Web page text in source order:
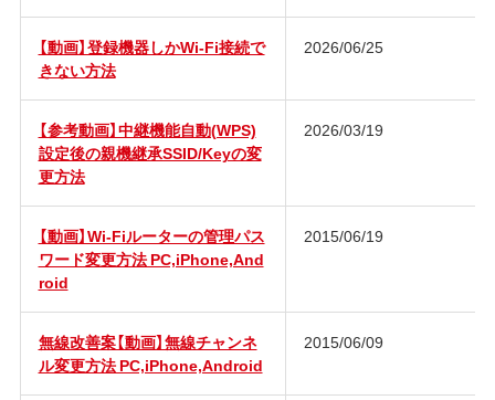
【動画】登録機器しかWi-Fi接続で
きない方法
2026/06/25
【参考動画】中継機能自動(WPS)
設定後の親機継承SSID/Keyの変
更方法
2026/03/19
【動画】Wi-Fiルーターの管理パス
ワード変更方法 PC,iPhone,And
roid
2015/06/19
無線改善案【動画】無線チャンネ
ル変更方法 PC,iPhone,Android
2015/06/09